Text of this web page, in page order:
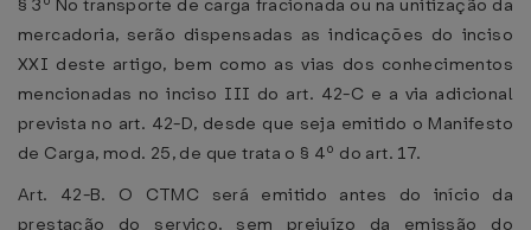
§ 3º No transporte de carga fracionada ou na unitização da
mercadoria, serão dispensadas as indicações do inciso
XXI deste artigo, bem como as vias dos conhecimentos
mencionadas no inciso III do art. 42-C e a via adicional
prevista no art. 42-D, desde que seja emitido o Manifesto
de Carga, mod. 25, de que trata o § 4º do art. 17.
Art. 42-B. O CTMC será emitido antes do início da
prestação do serviço, sem prejuízo da emissão do